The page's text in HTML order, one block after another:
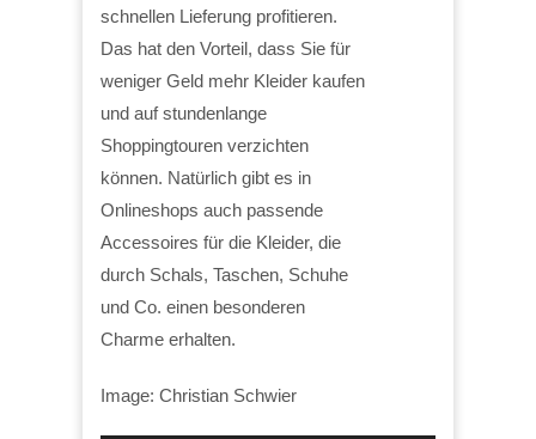
schnellen Lieferung profitieren.
Das hat den Vorteil, dass Sie für
weniger Geld mehr Kleider kaufen
und auf stundenlange
Shoppingtouren verzichten
können. Natürlich gibt es in
Onlineshops auch passende
Accessoires für die Kleider, die
durch Schals, Taschen, Schuhe
und Co. einen besonderen
Charme erhalten.
Image: Christian Schwier